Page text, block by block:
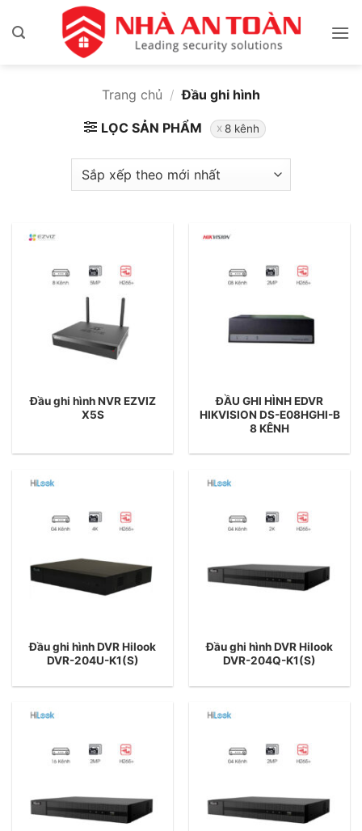
qua
Trang chủ / Đầu ghi hình
LỌC SẢN PHẨM 8 kênh
Đầu ghi hình NVR EZVIZ
X5S
ĐẦU GHI HÌNH EDVR
HIKVISION DS-E08HGHI-B
8 KÊNH
Đầu ghi hình DVR Hilook
DVR-204U-K1(S)
Đầu ghi hình DVR Hilook
DVR-204Q-K1(S)